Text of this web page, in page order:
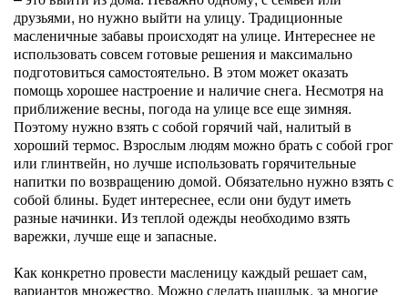
друзьями, но нужно выйти на улицу. Традиционные
масленичные забавы происходят на улице. Интереснее не
использовать совсем готовые решения и максимально
подготовиться самостоятельно. В этом может оказать
помощь хорошее настроение и наличие снега. Несмотря на
приближение весны, погода на улице все еще зимняя.
Поэтому нужно взять с собой горячий чай, налитый в
хороший термос. Взрослым людям можно брать с собой грог
или глинтвейн, но лучше использовать горячительные
напитки по возвращению домой. Обязательно нужно взять с
собой блины. Будет интереснее, если они будут иметь
разные начинки. Из теплой одежды необходимо взять
варежки, лучше еще и запасные.
Как конкретно провести масленицу каждый решает сам,
вариантов множество. Можно сделать шашлык, за многие